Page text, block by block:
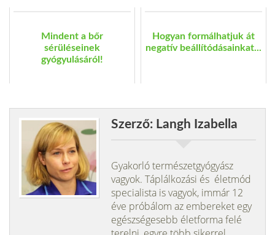
Mindent a bőr
sérüléseinek
gyógyulásáról!
Hogyan formálhatjuk át
negatív beállítódásainkat...
Szerző: Langh Izabella
Gyakorló természetgyógyász
vagyok. Táplálkozási és életmód
specialista is vagyok, immár 12
éve próbálom az embereket egy
egészségesebb életforma felé